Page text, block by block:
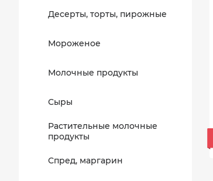
Десерты, торты, пирожные
Мороженое
Молочные продукты
Сыры
Растительные молочные
продукты
Спред, маргарин